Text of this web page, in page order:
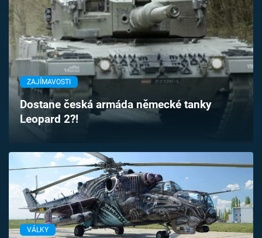
Pořady
TV Program
Časopis
Sledujte prima+
Sledujte nás
ZAJÍMAVOSTI
Dostane česká armáda německé tanky
Leopard 2?!
VÁLKY